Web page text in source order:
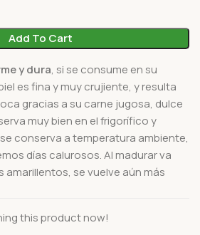
Add To Cart
y dura, si se consume en su
es fina y muy crujiente, y resulta
gracias a su carne jugosa, dulce
muy bien en el frigorífico y
conserva a temperatura ambiente,
días calurosos. Al madurar va
se vuelve aún más
this product now!